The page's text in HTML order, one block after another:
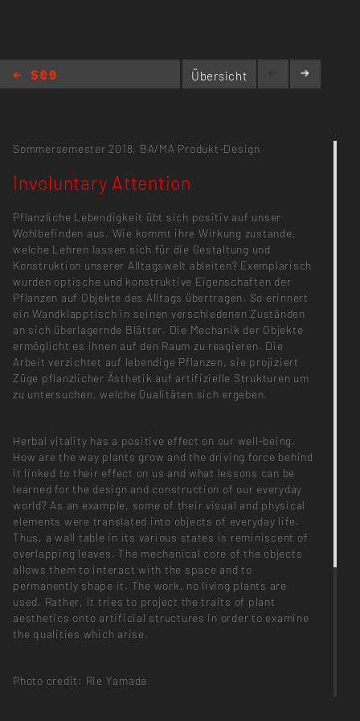
Übersicht
Sommersemester 2018, BA/MA Produkt-Design
Involuntary Attention
Pflanzliche Lebendigkeit übt sich positiv auf unser
Wohlbefinden aus. Wie kommt ihre Wirkung zustande,
welche Lehren lassen sich für die Gestaltung und
Konstruktion unserer Alltagswelt ableiten? Exemplarisch
wurden optische und konstruktive Eigenschaften der
Pflanzen auf Objekte des Alltags übertragen. So erinnert
ein Wandklapptisch in seinen verschiedenen Zuständen
an sich überlagernde Blätter. Die Mechanik der Objekte
ermöglicht es ihnen auf den Raum zu reagieren. Die
Arbeit verzichtet auf lebendige Pflanzen, sie projiziert
Züge pflanzlicher Ästhetik auf artifizielle Strukturen um
zu untersuchen, welche Qualitäten sich ergeben.
Herbal vitality has a positive effect on our well-being.
How are the way plants grow and the driving force behind
it linked to their effect on us and what lessons can be
learned for the design and construction of our everyday
world? As an example, some of their visual and physical
elements were translated into objects of everyday life.
Thus, a wall table in its various states is reminiscent of
overlapping leaves. The mechanical core of the objects
allows them to interact with the space and to
permanently shape it. The work, no living plants are
used. Rather, it tries to project the traits of plant
aesthetics onto artificial structures in order to examine
the qualities which arise.
Photo credit: Rie Yamada